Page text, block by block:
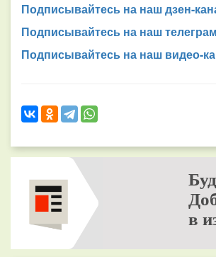
Подписывайтесь на наш дзен-
Подписывайтесь на наш
Подписывайтесь на наш видео-
в